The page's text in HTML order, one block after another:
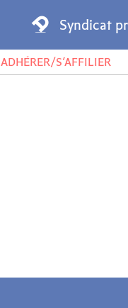
Syndicat
ADHÉRER/S’AFFILIER